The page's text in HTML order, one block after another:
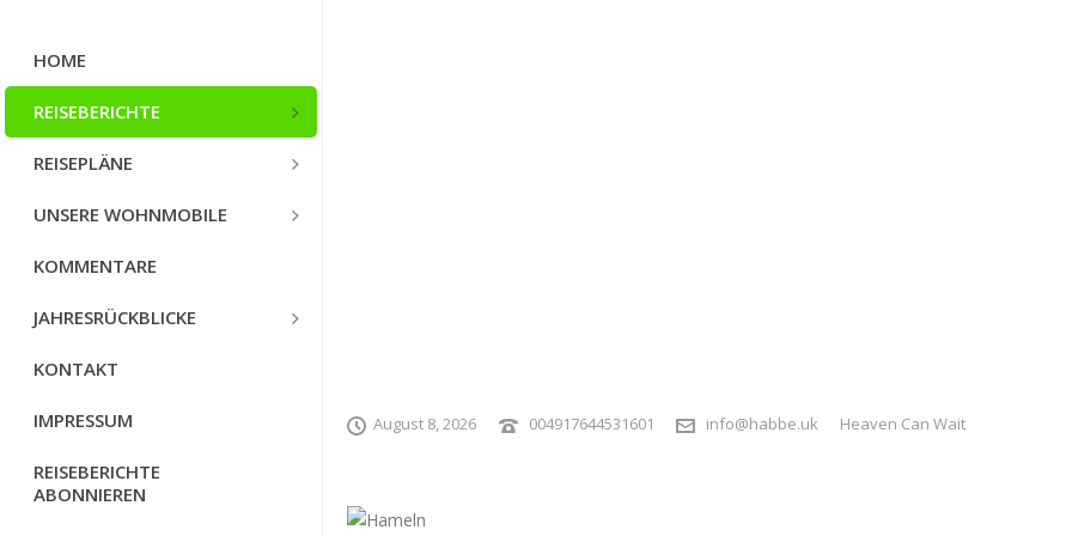
August 8, 2026 004917644531601 info@habbe.uk Heaven Can Wait
HOME
REISEBERICHTE
REISEPLÄNE
UNSERE WOHNMOBILE
KOMMENTARE
JAHRESRÜCKBLICKE
KONTAKT
IMPRESSUM
REISEBERICHTE
ABONNIEREN